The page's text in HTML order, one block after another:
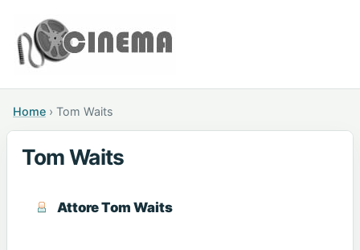
Home › Tom Waits
Tom Waits
Attore Tom Waits